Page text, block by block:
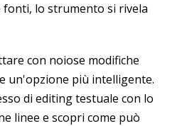
lo strumento si rivela
con noiose modifiche
un'opzione più intelligente.
di editing testuale con lo
linee e scopri come può